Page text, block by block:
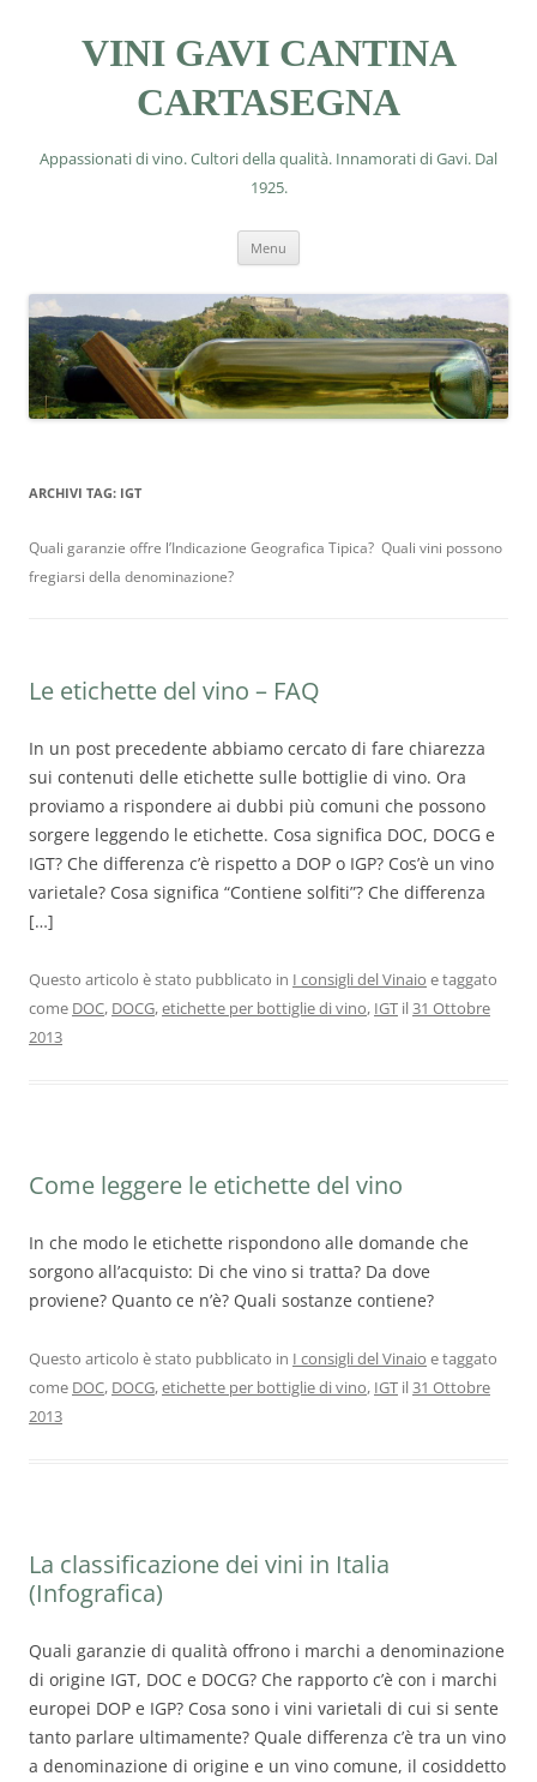
VINI GAVI CANTINA
CARTASEGNA
Appassionati di vino. Cultori della qualità. Innamorati di Gavi. Dal
1925.
Menu
ARCHIVI TAG: IGT
Quali garanzie offre l’Indicazione Geografica Tipica? Quali vini possono
fregiarsi della denominazione?
Le etichette del vino – FAQ
In un post precedente abbiamo cercato di fare chiarezza
sui contenuti delle etichette sulle bottiglie di vino. Ora
proviamo a rispondere ai dubbi più comuni che possono
sorgere leggendo le etichette. Cosa significa DOC, DOCG e
IGT? Che differenza c’è rispetto a DOP o IGP? Cos’è un vino
varietale? Cosa significa “Contiene solfiti”? Che differenza
[…]
Questo articolo è stato pubblicato in I consigli del Vinaio e taggato
come DOC, DOCG,etichette per bottiglie di vino, IGT il31 Ottobre
2013
Come leggere le etichette del vino
In che modo le etichette rispondono alle domande che
sorgono all’acquisto: Di che vino si tratta? Da dove
proviene? Quanto ce n’è? Quali sostanze contiene?
Questo articolo è stato pubblicato in I consigli del Vinaio e taggato
come DOC, DOCG,etichette per bottiglie di vino, IGT il31 Ottobre
2013
La classificazione dei vini in Italia
(Infografica)
Quali garanzie di qualità offrono i marchi a denominazione
di origine IGT, DOC e DOCG? Che rapporto c’è con i marchi
europei DOP e IGP? Cosa sono i vini varietali di cui si sente
tanto parlare ultimamente? Quale differenza c’è tra un vino
a denominazione di origine e un vino comune, il cosiddetto